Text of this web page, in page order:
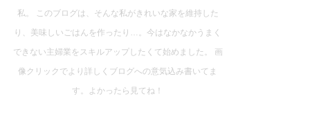
私。 このブログは、そんな私がきれいな家を維持した
り、美味しいごはんを作ったり…。今はなかなかうまく
できない主婦業をスキルアップしたくて始めました。 画
像クリックでより詳しくブログへの意気込み書いてま
す。よかったら見てね！